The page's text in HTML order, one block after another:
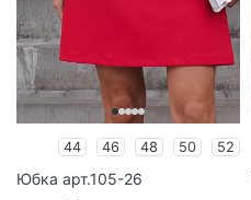
44 46 48 50 52
Юбка арт.105-26